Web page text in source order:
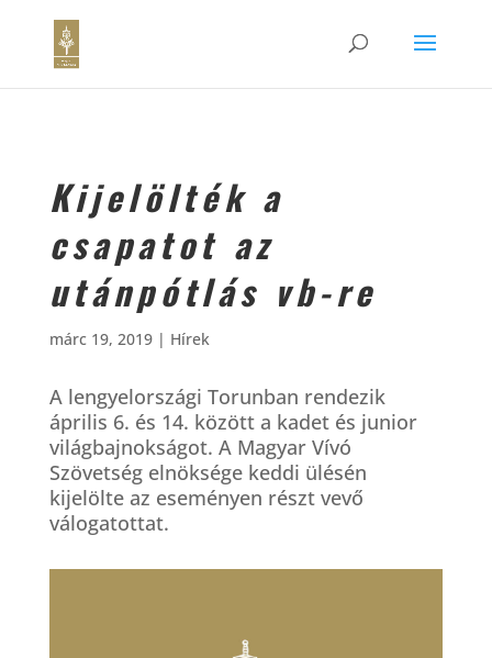
Kijelölték a
csapatot az
utánpótlás vb-re
márc 19, 2019| Hírek
A lengyelországi Torunban rendezik
április 6. és 14. között a kadet és junior
világbajnokságot. A Magyar Vívó
Szövetség elnöksége keddi ülésén
kijelölte az eseményen részt vevő
válogatottat.